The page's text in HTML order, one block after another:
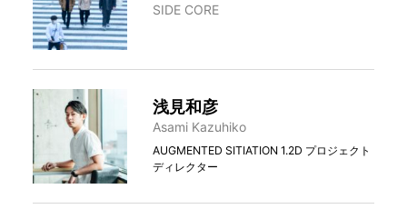
SIDE CORE
浅見和彦
Asami Kazuhiko
AUGMENTED SITIATION 1.2D プロジェクト
ディレクター